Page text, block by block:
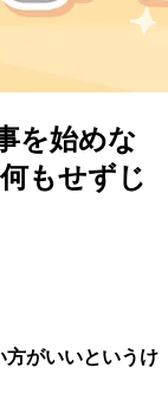
を始めな
もせずじ
方がいいというけ